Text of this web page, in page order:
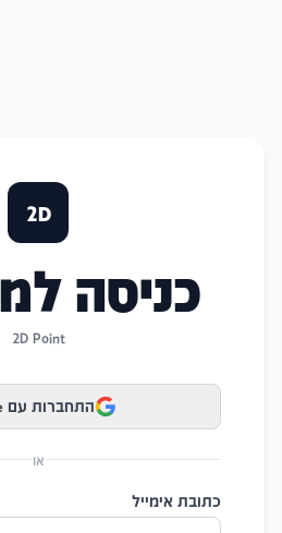
2D
כניסה
2D Point
התחברות עם Google
או
כתובת אימייל